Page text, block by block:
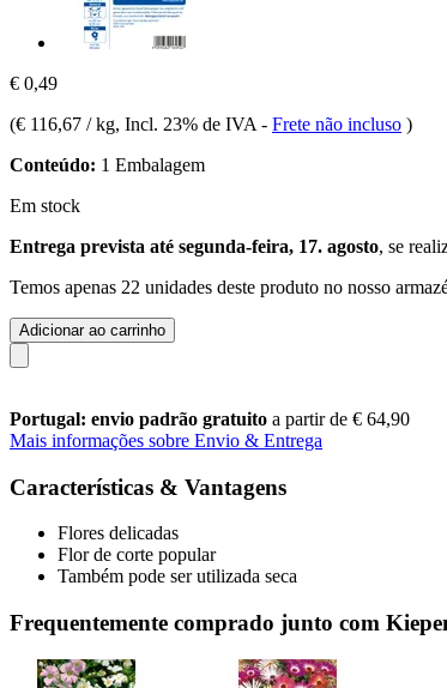
€ 0,49
(€ 116,67 / kg, Incl. 23% de IVA - Frete não incluso )
Conteúdo: 1 Embalagem
Em stock
Entrega prevista até segunda-feira, 17. agosto, se
Temos apenas 22 unidades deste produto no nosso
Adicionar ao carrinho
Portugal: envio padrão gratuito a partir de € 64,90
Mais informações sobre Envio & Entrega
Características & Vantagens
Flores delicadas
Flor de corte popular
Também pode ser utilizada seca
Frequentemente comprado junto com